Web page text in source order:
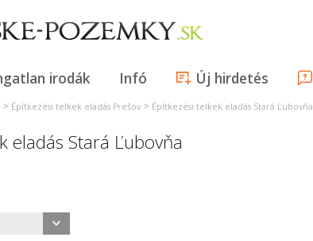
irodák Infó Új hirdetés
> Építkezési telkek eladás Prešov > Építkezési telkek eladás Stará Ľubovňa
eladás Stará Ľubovňa